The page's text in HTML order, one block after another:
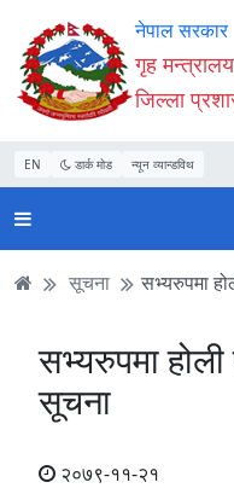
Accessibility
Mode
सुरु
गर्नुहोस्
सामाग्री
पढ्नुहाेस्
नेभिगेसन
पढ्नुहाेस्
वेबसाइट
खोजमा
जानुहोस्
नेपाल सरकार
गृह मन्त्रालय
जिल्ला
EN डार्क मोड न्यून व्यान्डविथ
सूचना सभ्यरुपमा
सभ्यरुपमा होली
सूचना
२०७९-११-२१